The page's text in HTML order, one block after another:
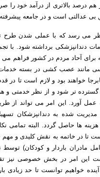
هم درصد بالاتری از درآمد خود
بی عدالتی است و در جامعه
می رسد که با عملی شدن طرح
دندانپزشکی برداشته شود. با
برای آحاد مردم در کشور فراهم
مانند عصب کشی در بسته خدمات
خواهند بود و لازم است تا در
گسترده تر شود و از نظر خدمتی و
عمل آورد. این امر می تواند از
شده به دندانپزشکان
هزینه ها حاصل گردد. البته
در خاتمه به نقش کلیدی و مهم
مادران باردار و کودکان)
این امر در بخش خصوصی نیز
خواهیم توانست تا حد زیادی